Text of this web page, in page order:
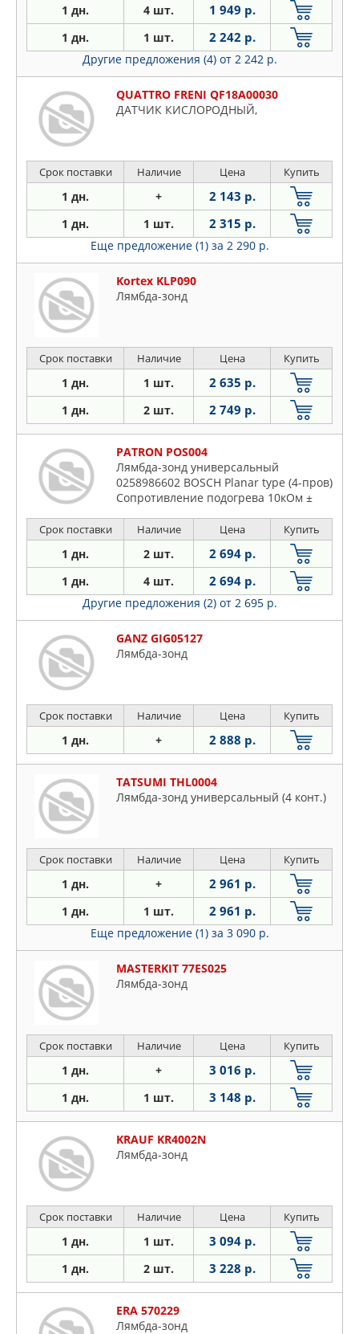
1 дн. 4 шт. 1 949 р.
1 дн. 1 шт. 2 242 р.
Другие предложения (4) от 2 242 р.
QUATTRO FRENI QF18A00030
ДАТЧИК КИСЛОРОДНЫЙ,
Срок поставки Наличие Цена Купить
1 дн. + 2 143 р.
1 дн. 1 шт. 2 315 р.
Еще предложение (1) за 2 290 р.
Kortex KLP090
Лямбда-зонд
Срок поставки Наличие Цена Купить
1 дн. 1 шт. 2 635 р.
1 дн. 2 шт. 2 749 р.
PATRON POS004
Лямбда-зонд универсальный
0258986602 BOSCH Planar type (4-пров)
Cопротивление подогрева 10кОм ±
Срок поставки Наличие Цена Купить
1 дн. 2 шт. 2 694 р.
1 дн. 4 шт. 2 694 р.
Другие предложения (2) от 2 695 р.
GANZ GIG05127
Лямбда-зонд
Срок поставки Наличие Цена Купить
1 дн. + 2 888 р.
TATSUMI THL0004
Лямбда-зонд универсальный (4 конт.)
Срок поставки Наличие Цена Купить
1 дн. + 2 961 р.
1 дн. 1 шт. 2 961 р.
Еще предложение (1) за 3 090 р.
MASTERKIT 77ES025
Лямбда-зонд
Срок поставки Наличие Цена Купить
1 дн. + 3 016 р.
1 дн. 1 шт. 3 148 р.
KRAUF KR4002N
Лямбда-зонд
Срок поставки Наличие Цена Купить
1 дн. 1 шт. 3 094 р.
1 дн. 2 шт. 3 228 р.
ERA 570229
Лямбда-зонд